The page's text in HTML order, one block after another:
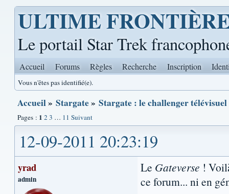
ULTIME
Le portail Star Trek
Accueil Forums Règles Recherche Inscription
Vous n'êtes pas identifié(e).
Accueil» Stargate» Stargate : le challenger
Pages : 1 23 … 11 Suivant
12-09-2011 20:23:19
yrad
admin
Le Gateverse !
ce forum... ni en